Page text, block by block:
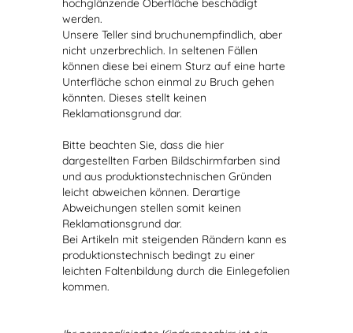
hochglänzende Oberfläche beschädigt
werden.
Unsere Teller sind bruchunempfindlich, aber
nicht unzerbrechlich. In seltenen Fällen
können diese bei einem Sturz auf eine harte
Unterfläche schon einmal zu Bruch gehen
könnten. Dieses stellt keinen
Reklamationsgrund dar.
Bitte beachten Sie, dass die hier
dargestellten Farben Bildschirmfarben sind
und aus produktionstechnischen Gründen
leicht abweichen können. Derartige
Abweichungen stellen somit keinen
Reklamationsgrund dar.
Bei Artikeln mit steigenden Rändern kann es
produktionstechnisch bedingt zu einer
leichten Faltenbildung durch die Einlegefolien
kommen.